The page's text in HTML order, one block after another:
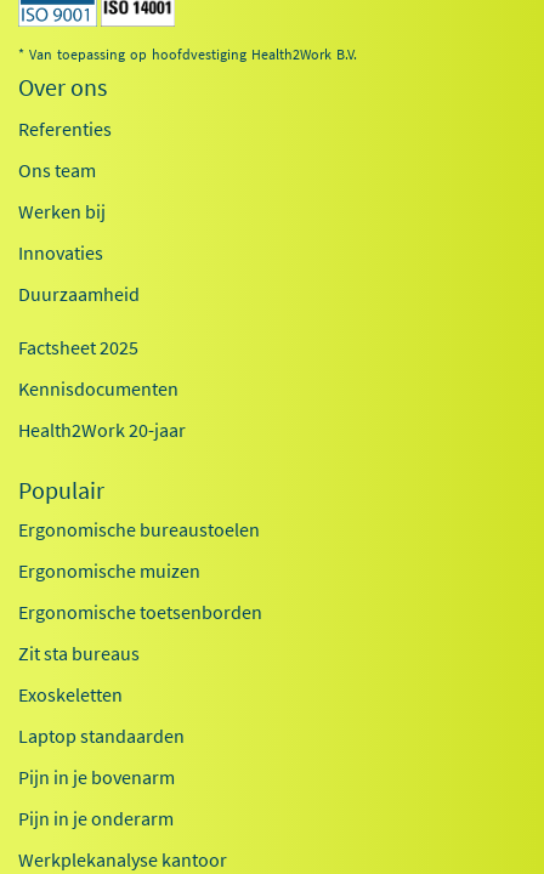
* Van toepassing op hoofdvestiging Health2Work B.V.
Over ons
Referenties
Ons team
Werken bij
Innovaties
Duurzaamheid
Factsheet 2025
Kennisdocumenten
Health2Work 20-jaar
Populair
Ergonomische bureaustoelen
Ergonomische muizen
Ergonomische toetsenborden
Zit sta bureaus
Exoskeletten
Laptop standaarden
Pijn in je bovenarm
Pijn in je onderarm
Werkplekanalyse kantoor